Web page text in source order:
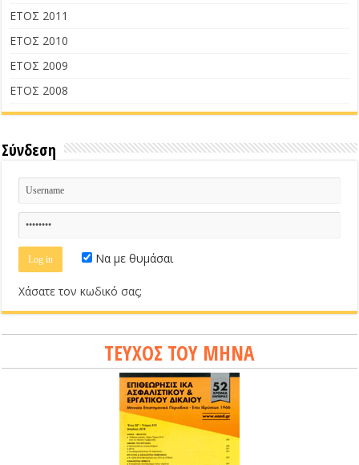
ΕΤΟΣ 2011
ΕΤΟΣ 2010
ΕΤΟΣ 2009
ΕΤΟΣ 2008
Σύνδεση
Να με θυμάσαι
Χάσατε τον κωδικό σας;
ΤΕΥΧΟΣ ΤΟΥ ΜΗΝΑ